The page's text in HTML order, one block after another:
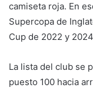
camiseta roja. En
Supercopa de
Cup de 2022 y
La lista del club se
puesto 100 hacia